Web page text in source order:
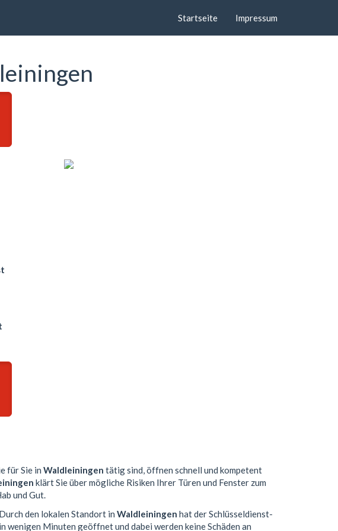
Startseite Impressum
für Sie in Waldleiningen tätig sind, öffnen schnell und kompetent
klärt Sie über mögliche Risiken Ihrer Türen und Fenster zum
und Gut.
den lokalen Standort in Waldleiningen hat der Schlüsseldienst-
wenigen Minuten geöffnet und dabei werden keine Schäden an